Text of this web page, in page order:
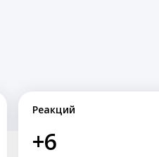
Реакций
+6